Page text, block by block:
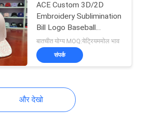
ACE Custom 3D/2D
Embroidery Sublimination
Bill Logo Baseball
Snapback Tennis Golf
Trucker Snapback
Baseball Sun Cap
बातचीत योग्य MOQ:येट्रियममोल भाव
संपर्क
और देखो